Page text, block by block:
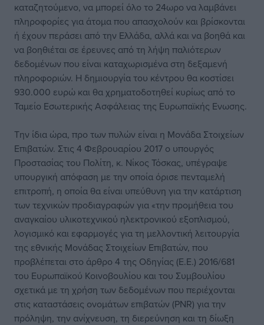
καταζητούμενο, να μπορεί όλο το 24ωρο να λαμβάνει
πληροφορίες για άτομα που απασχολούν και βρίσκονται
ή έχουν περάσει από την Ελλάδα, αλλά και να βοηθά και
να βοηθιέται σε έρευνες από τη λήψη παλιότερων
δεδομένων που είναι καταχωρισμένα στη δεξαμενή
πληροφοριών. Η δημιουργία του κέντρου θα κοστίσει
930.000 ευρώ και θα χρηματοδοτηθεί κυρίως από το
Ταμείο Εσωτερικής Ασφάλειας της Ευρωπαϊκής Ενωσης.
Την ίδια ώρα, προ των πυλών είναι η Μονάδα Στοιχείων
Επιβατών. Στις 4 Φεβρουαρίου 2017 ο υπουργός
Προστασίας του Πολίτη, κ. Νίκος Τόσκας, υπέγραψε
υπουργική απόφαση με την οποία όρισε πενταμελή
επιτροπή, η οποία θα είναι υπεύθυνη για την κατάρτιση
των τεχνικών προδιαγραφών για «την προμήθεια του
αναγκαίου υλικοτεχνικού ηλεκτρονικού εξοπλισμού,
λογισμικό και εφαρμογές για τη μελλοντική λειτουργία
της εθνικής Μονάδας Στοιχείων Επιβατών, που
προβλέπεται στο άρθρο 4 της Οδηγίας (Ε.Ε.) 2016/681
του Ευρωπαϊκού Κοινοβουλίου και του Συμβουλίου
σχετικά με τη χρήση των δεδομένων που περιέχονται
στις καταστάσεις ονομάτων επιβατών (PNR) για την
πρόληψη, την ανίχνευση, τη διερεύνηση και τη δίωξη